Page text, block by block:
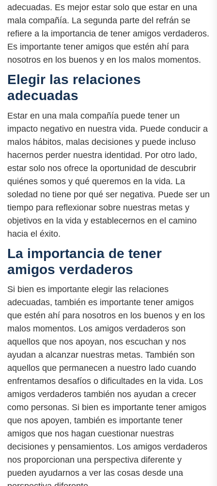
adecuadas. Es mejor estar solo que estar en una
mala compañía. La segunda parte del refrán se
refiere a la importancia de tener amigos verdaderos.
Es importante tener amigos que estén ahí para
nosotros en los buenos y en los malos momentos.
Elegir las relaciones
adecuadas
Estar en una mala compañía puede tener un
impacto negativo en nuestra vida. Puede conducir a
malos hábitos, malas decisiones y puede incluso
hacernos perder nuestra identidad. Por otro lado,
estar solo nos ofrece la oportunidad de descubrir
quiénes somos y qué queremos en la vida. La
soledad no tiene por qué ser negativa. Puede ser un
tiempo para reflexionar sobre nuestras metas y
objetivos en la vida y establecernos en el camino
hacia el éxito.
La importancia de tener
amigos verdaderos
Si bien es importante elegir las relaciones
adecuadas, también es importante tener amigos
que estén ahí para nosotros en los buenos y en los
malos momentos. Los amigos verdaderos son
aquellos que nos apoyan, nos escuchan y nos
ayudan a alcanzar nuestras metas. También son
aquellos que permanecen a nuestro lado cuando
enfrentamos desafíos o dificultades en la vida. Los
amigos verdaderos también nos ayudan a crecer
como personas. Si bien es importante tener amigos
que nos apoyen, también es importante tener
amigos que nos hagan cuestionar nuestras
decisiones y pensamientos. Los amigos verdaderos
nos proporcionan una perspectiva diferente y
pueden ayudarnos a ver las cosas desde una